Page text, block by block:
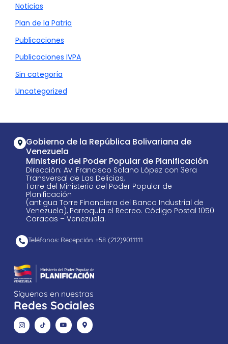
Noticias
Plan de la Patria
Publicaciones
Publicaciones IVPA
Sin categoría
Uncategorized
Gobierno de la República Bolivariana de
Venezuela
Ministerio del Poder Popular de Planificación
Dirección: Av. Francisco Solano López con 3era
Transversal de Las Delicias,
Torre del Ministerio del Poder Popular de
Planificación
(antigua Torre Financiera del Banco Industrial de
Venezuela), Parroquia el Recreo. Código Postal 1050
Caracas – Venezuela.
Teléfonos: Recepción +58 ​(212)9011111
Síguenos en nuestras
Redes Sociales